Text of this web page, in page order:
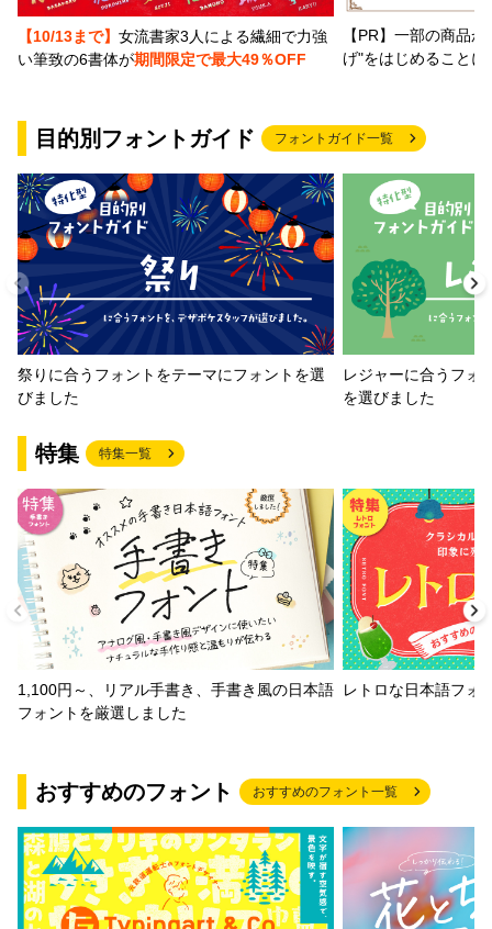
【10/13まで】 女流書家3人による繊細で力強
い筆致の6書体が期間限定で最大49％OFF
【PR】一部の商品
げ"をはじめること
目的別フォントガイド フォントガイド一覧
祭りに合うフォントをテーマにフォントを選
びました
レジャーに合うフォ
を選びました
特集 特集一覧
1,100円～、リアル手書き、手書き風の日本語
フォントを厳選しました
レトロな日本語フォ
おすすめのフォント おすすめのフォント一覧